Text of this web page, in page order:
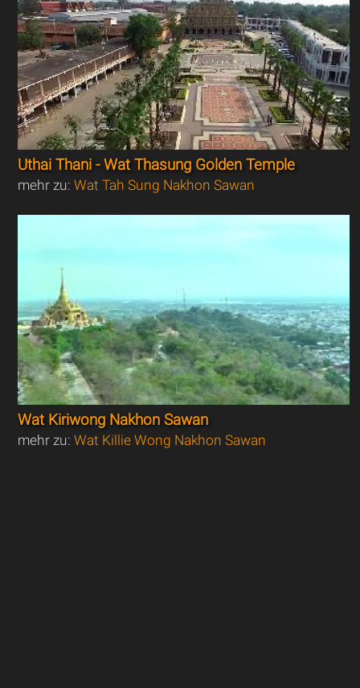
Uthai Thani - Wat Thasung Golden Temple
mehr zu:Wat Tah Sung Nakhon Sawan
Wat Kiriwong Nakhon Sawan
mehr zu:Wat Killie Wong Nakhon Sawan